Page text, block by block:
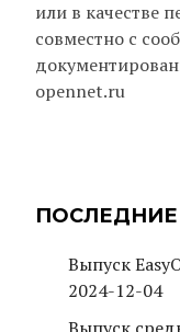
или в качестве
совместно с
opennet.ru
Выпуск
2024-12-04